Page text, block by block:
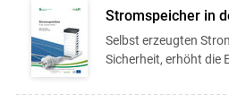
Stromspeicher in
Selbst erzeugten
Sicherheit, erhöht die